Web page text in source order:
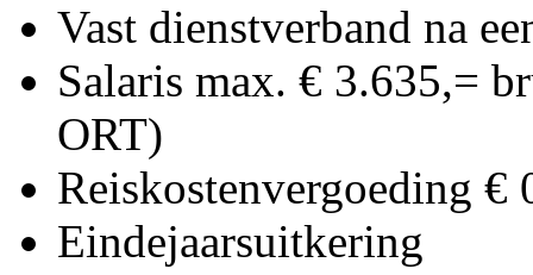
Vast dienstverband na
Salaris max. € 3.635,=
ORT)
Reiskostenvergoeding €
Eindejaarsuitkering